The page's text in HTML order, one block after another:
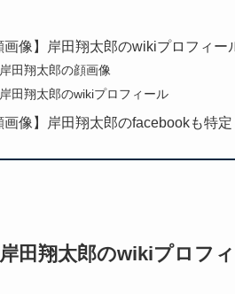
画像】岸田翔太郎のwikiプロフィー
岸田翔太郎の顔画像
岸田翔太郎のwikiプロフィール
画像】岸田翔太郎のfacebookも特定
岸田翔太郎のwikiプロフィ